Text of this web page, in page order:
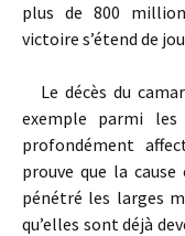
plus de 800
victoire s’étend de
Le décès du
exemple parmi
profondément
prouve que la
pénétré les larges
qu’elles sont déjà